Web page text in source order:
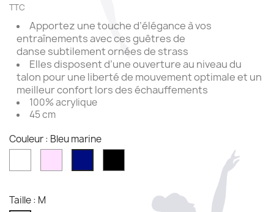
TTC
Apportez une touche d’élégance à vos
entraînements avec ces guêtres de
danse subtilement ornées de strass
Elles disposent d’une ouverture au niveau du
talon pour une liberté de mouvement optimale et un
meilleur confort lors des échauffements
100% acrylique
45 cm
Couleur : Bleu marine
marine
Taille : M